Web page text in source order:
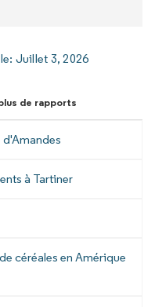
Juillet 3, 2026
de rapports
d'Amandes
à Tartiner
céréales en Amérique